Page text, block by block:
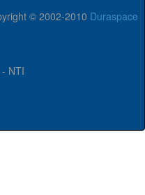
© 2002-2010 Duraspace
NTI